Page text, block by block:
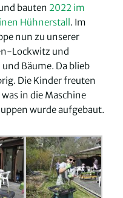
bauten 2022 im
Hühnerstall . Im
nun zu unserer
Lockwitz und
Bäume. Da blieb
Die Kinder freuten
in die Maschine
wurde aufgebaut.